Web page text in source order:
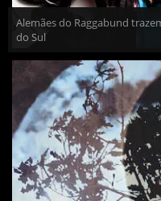
Alemães do Raggabund
do Sul